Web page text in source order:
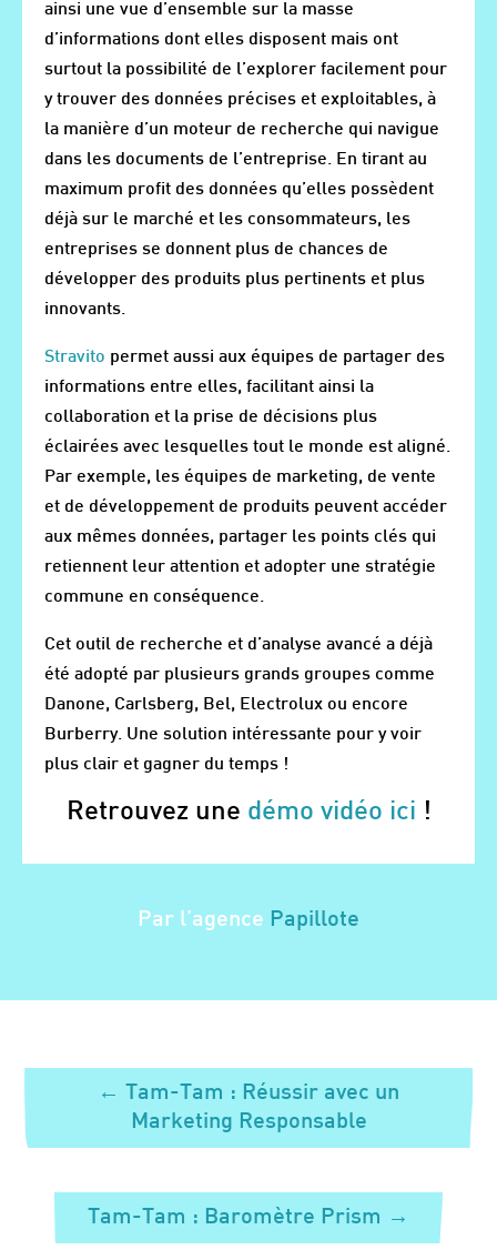
ainsi une vue d’ensemble sur la masse
d’informations dont elles disposent mais ont
surtout la possibilité de l’explorer facilement pour
y trouver des données précises et exploitables, à
la manière d’un moteur de recherche qui navigue
dans les documents de l’entreprise. En tirant au
maximum profit des données qu’elles possèdent
déjà sur le marché et les consommateurs, les
entreprises se donnent plus de chances de
développer des produits plus pertinents et plus
innovants.
Stravito permet aussi aux équipes de partager des
informations entre elles, facilitant ainsi la
collaboration et la prise de décisions plus
éclairées avec lesquelles tout le monde est aligné.
Par exemple, les équipes de marketing, de vente
et de développement de produits peuvent accéder
aux mêmes données, partager les points clés qui
retiennent leur attention et adopter une stratégie
commune en conséquence.
Cet outil de recherche et d’analyse avancé a déjà
été adopté par plusieurs grands groupes comme
Danone, Carlsberg, Bel, Electrolux ou encore
Burberry. Une solution intéressante pour y voir
plus clair et gagner du temps !
Retrouvez une démo vidéo ici !
Par l’agence Papillote
←
Tam-Tam : Réussir avec un
Marketing Responsable
Tam-Tam : Baromètre Prism →